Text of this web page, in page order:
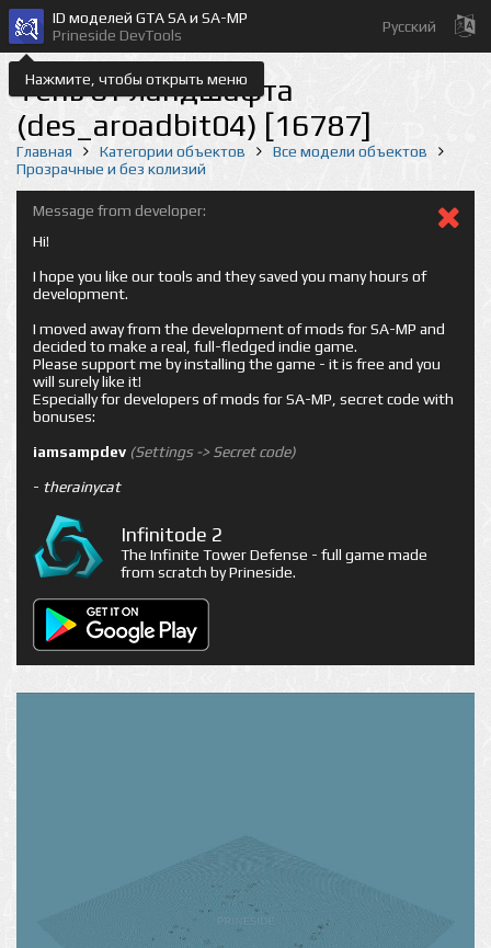
Нажмите, чтобы открыть меню
ID моделей GTA SA и SA-MP
Prineside DevTools
Русский
Тень от ландшафта
(des_aroadbit04) [16787]
Главная Категории объектов
Все модели объектов
Прозрачные и без колизий
Message from developer:
Hi!
I hope you like our tools and they saved you many hours of
development.
I moved away from the development of mods for SA-MP and
decided to make a real, full-fledged indie game.
Please support me by installing the game - it is free and you
will surely like it!
Especially for developers of mods for SA-MP, secret code with
bonuses:
iamsampdev (Settings -> Secret code)
- therainycat
Infinitode 2
The Infinite Tower Defense - full game made
from scratch by Prineside.